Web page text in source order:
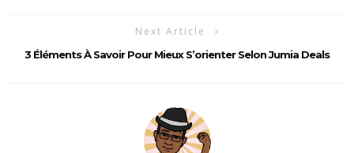
Next Article
3 Éléments À Savoir Pour Mieux S’orienter Selon Jumia Deals